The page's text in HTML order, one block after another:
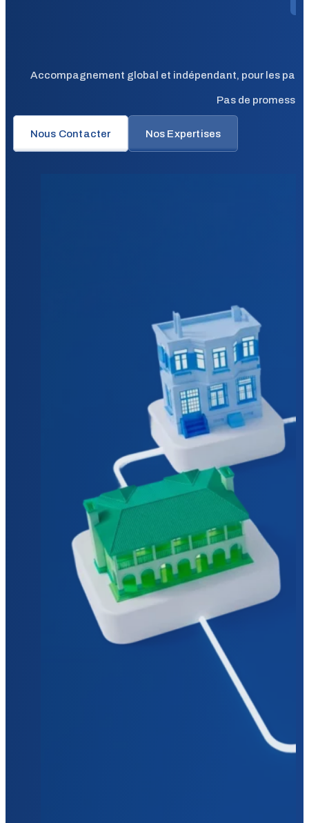
Accompagnement global et indépendant, pour les
Pas de
Nous Contacter Nos Expertises